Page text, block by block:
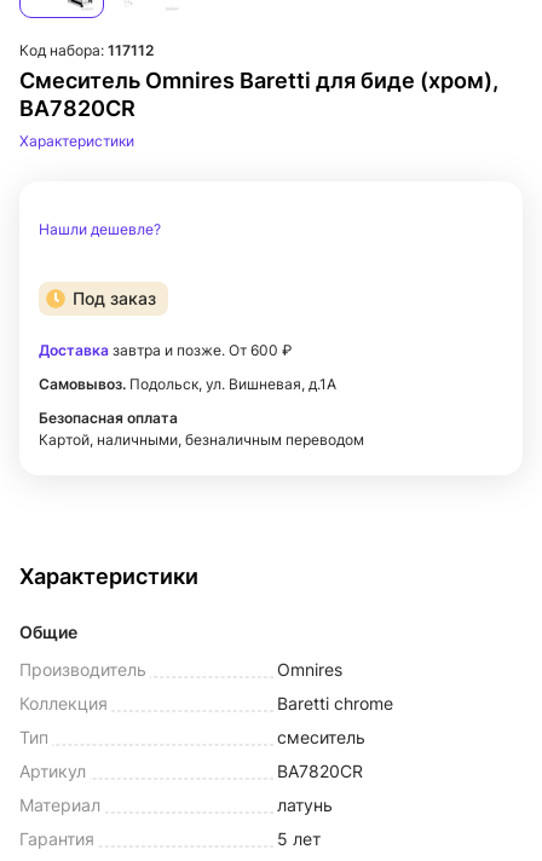
Смеситель Omnires Baretti для биде (хром),
BA7820CR
Код набора: 117112
Характеристики
Нашли дешевле?
Под заказ
Доставка завтра и позже. От 600 ₽
Самовывоз. Подольск, ул. Вишневая, д.1А
Безопасная оплата
Картой, наличными, безналичным переводом
Характеристики
Общие
Производитель
Omnires
Коллекция
Baretti chrome
Тип
смеситель
Артикул
BA7820CR
Материал
латунь
Гарантия
5 лет